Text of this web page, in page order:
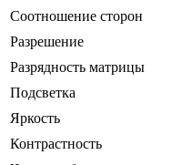
Соотношение сторон
Разрешение
Разрядность матрицы
Подсветка
Яркость
Контрастность